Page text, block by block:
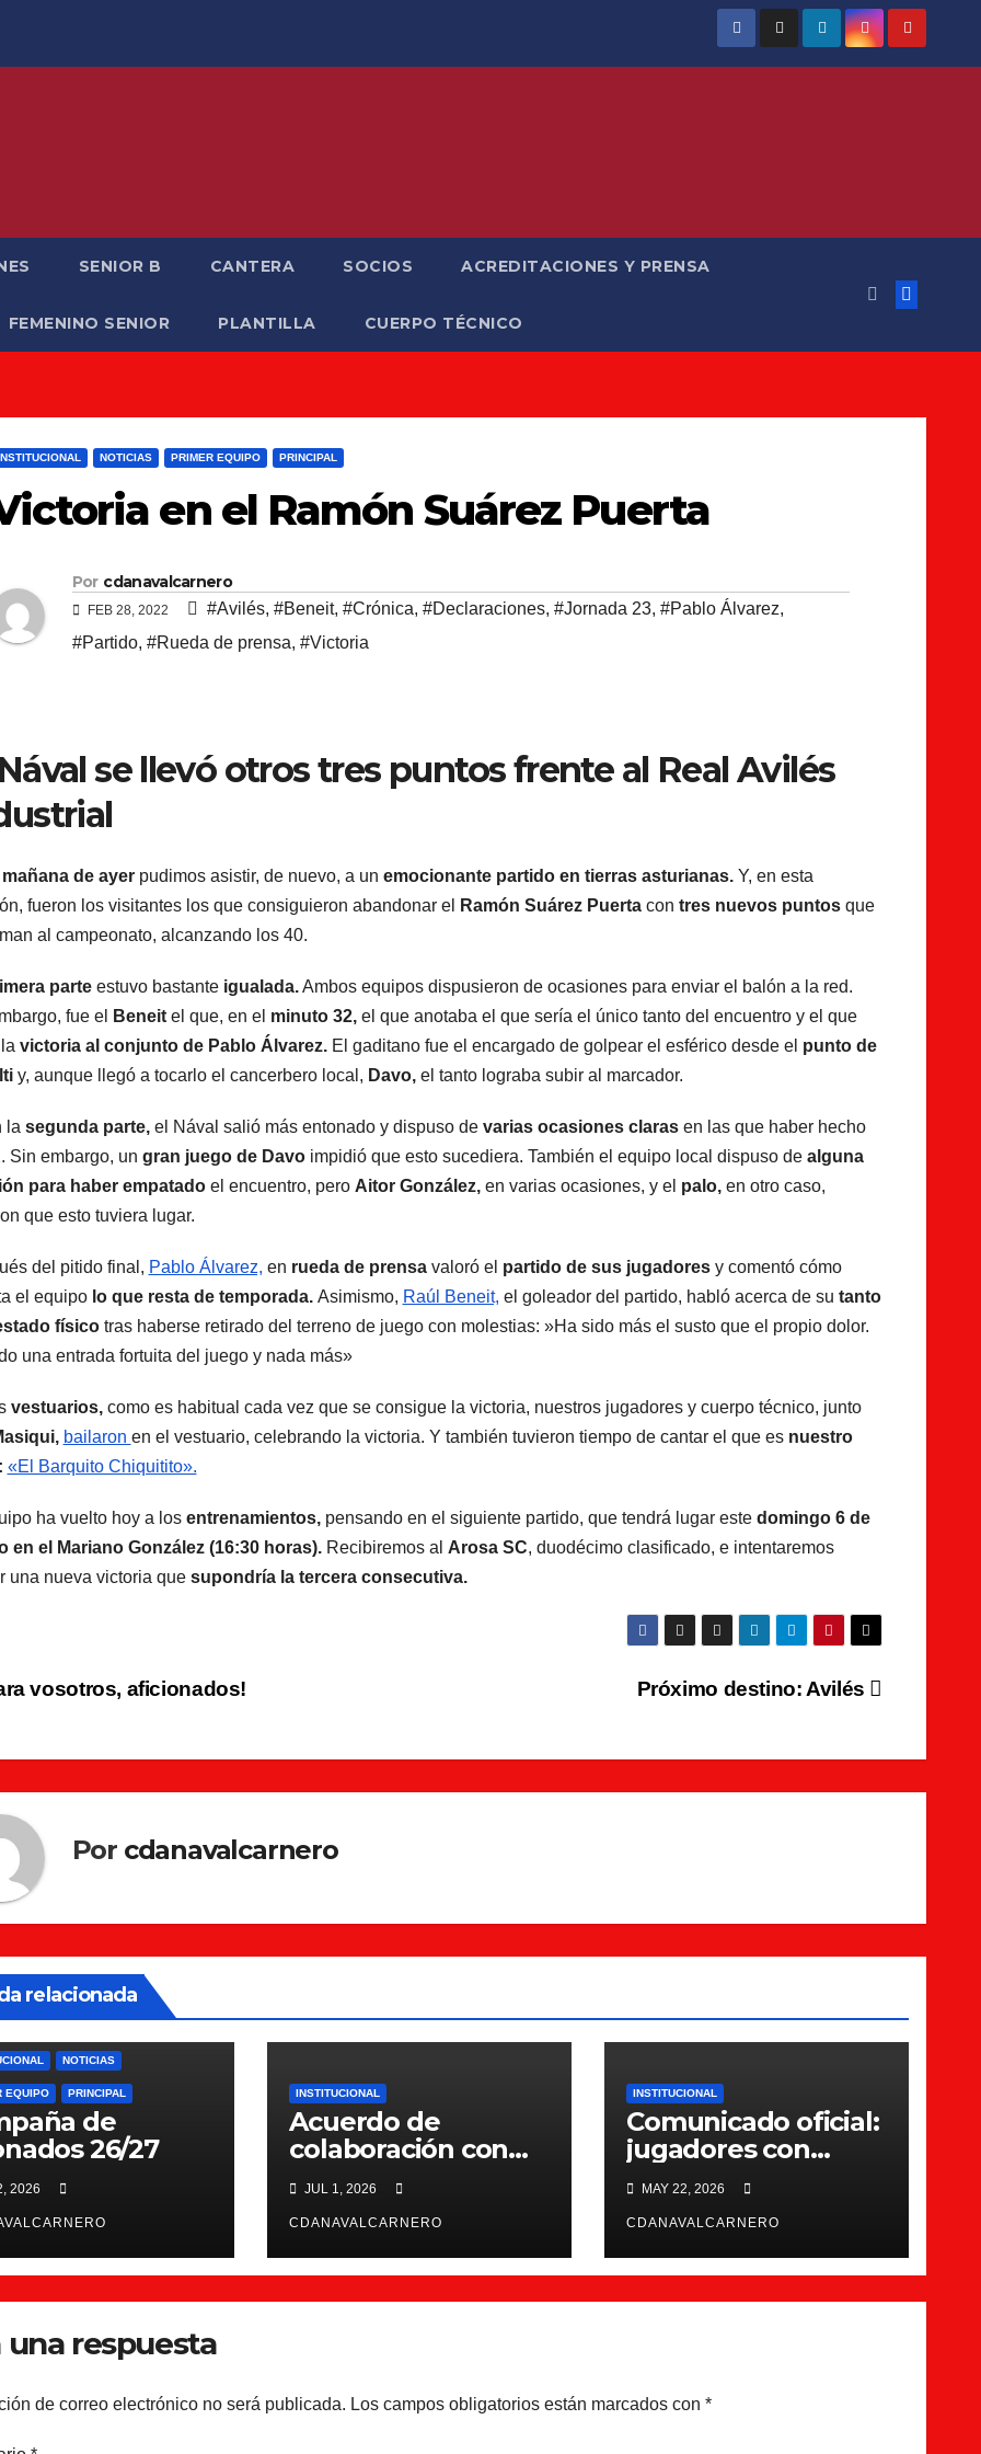
SENIOR B CANTERA SOCIOS ACREDITACIONES Y PRENSA
FEMENINO SENIOR PLANTILLA CUERPO TÉCNICO
NOTICIAS PRIMER EQUIPO PRINCIPAL
en el Ramón Suárez Puerta
Por cdanavalcarnero
FEB 28, 2022 #Avilés, #Beneit, #Crónica, #Declaraciones, #Jornada 23, #Pablo Álvarez,
#Partido, #Rueda de prensa, #Victoria
se llevó otros tres puntos frente al Real Avilés
mañana de ayerpudimos asistir, de nuevo, a un emocionante partido en tierras asturianas.Y, en esta
fueron los visitantes los que consiguieron abandonar el
Ramón Suárez Puertacon tres nuevos puntos que
al campeonato, alcanzando los 40.
parte estuvo bastante igualada.Ambos equipos dispusieron de ocasiones para enviar el balón a la red.
fue el
Beneitel que, en el minuto 32, el que anotaba el que sería el único tanto del encuentro y el que
victoria al conjunto de Pablo Álvarez. El gaditano fue el encargado de golpear el esférico desde el punto de
y, aunque llegó a tocarlo el cancerbero local, Davo, el tanto lograba subir al marcador.
la segunda parte,el Nával salió más entonado y dispuso de varias ocasiones clarasen las que haber hecho
Sin embargo, un gran juego de Davo impidió que esto sucediera. También el equipo local dispuso de alguna
para haber empatado el encuentro, pero Aitor González, en varias ocasiones, y el palo, en otro caso,
que esto tuviera lugar.
del pitido final, Pablo Álvarez, en rueda de prensa valoró el partido de sus jugadores y comentó cómo
el equipo lo que resta de temporada. Asimismo, Raúl Beneit, el goleador del partido, habló acerca de su tanto
físicotras haberse retirado del terreno de juego con molestias: »Ha sido más el susto que el propio dolor.
una entrada fortuita del juego y nada más»
vestuarios, como es habitual cada vez que se consigue la victoria, nuestros jugadores y cuerpo técnico, junto
bailaron en el vestuario, celebrando la victoria. Y también tuvieron tiempo de cantar el que es nuestro
«El Barquito Chiquitito».
ha vuelto hoy a los entrenamientos, pensando en el siguiente partido, que tendrá lugar este domingo 6 de
en el Mariano González (16:30 horas). Recibiremos al Arosa SC, duodécimo clasificado, e intentaremos
una nueva victoria que supondría la tercera consecutiva.
Próximo destino: Avilés
vosotros, aficionados!
Por cdanavalcarnero
relacionada
NOTICIAS
EQUIPO PRINCIPAL
de
26/27
2026
INSTITUCIONAL
Acuerdo de
colaboración con
Scientiffic Nutrition
JUL 1, 2026
CDANAVALCARNERO
INSTITUCIONAL
Comunicado oficial:
jugadores con
contrato para la
26/27
MAY 22, 2026
CDANAVALCARNERO
una respuesta
de correo electrónico no será publicada. Los campos obligatorios están marcados con *